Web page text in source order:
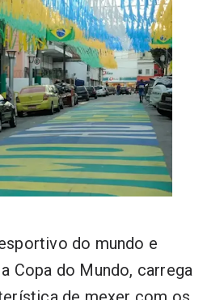
do mundo e
Copa do Mundo, carrega